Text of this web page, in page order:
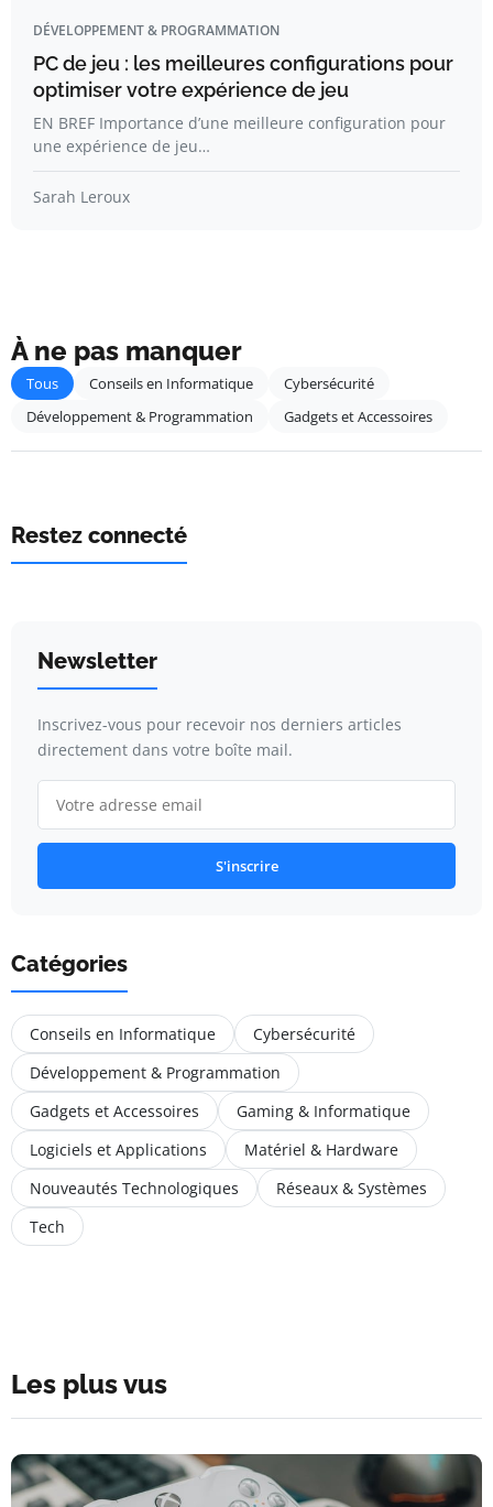
DÉVELOPPEMENT & PROGRAMMATION
PC de jeu : les meilleures configurations pour
optimiser votre expérience de jeu
EN BREF Importance d’une meilleure configuration pour
une expérience de jeu…
Sarah Leroux
À ne pas manquer
Tous Conseils en Informatique
Cybersécurité
Développement & Programmation
Gadgets et Accessoires
Restez connecté
Newsletter
Inscrivez-vous pour recevoir nos derniers articles
directement dans votre boîte mail.
S'inscrire
Catégories
Conseils en Informatique
Cybersécurité
Développement & Programmation
Gadgets et Accessoires
Gaming & Informatique
Logiciels et Applications
Matériel & Hardware
Nouveautés Technologiques
Réseaux & Systèmes
Tech
Les plus vus